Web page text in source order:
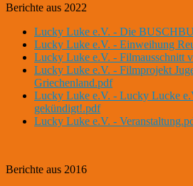
Berichte aus 2022
Lucky Luke e.V. - Die
Lucky Luke e.V. - Einweihung
Lucky Luke e.V. - Filmausschnitt
Lucky Luke e.V. - Filmprojekt
Griechenland.pdf
Lucky Luke e.V. - Lucky Lucke
gekündigt!.pdf
Lucky Luke e.V. -
Berichte aus 2016